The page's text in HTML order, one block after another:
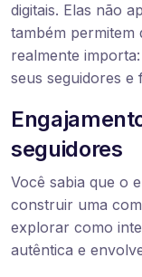
digitais. Elas não
também
realmente
seus seguidores
seguidores
Você sabia que o
construir uma
explorar como
autêntica e